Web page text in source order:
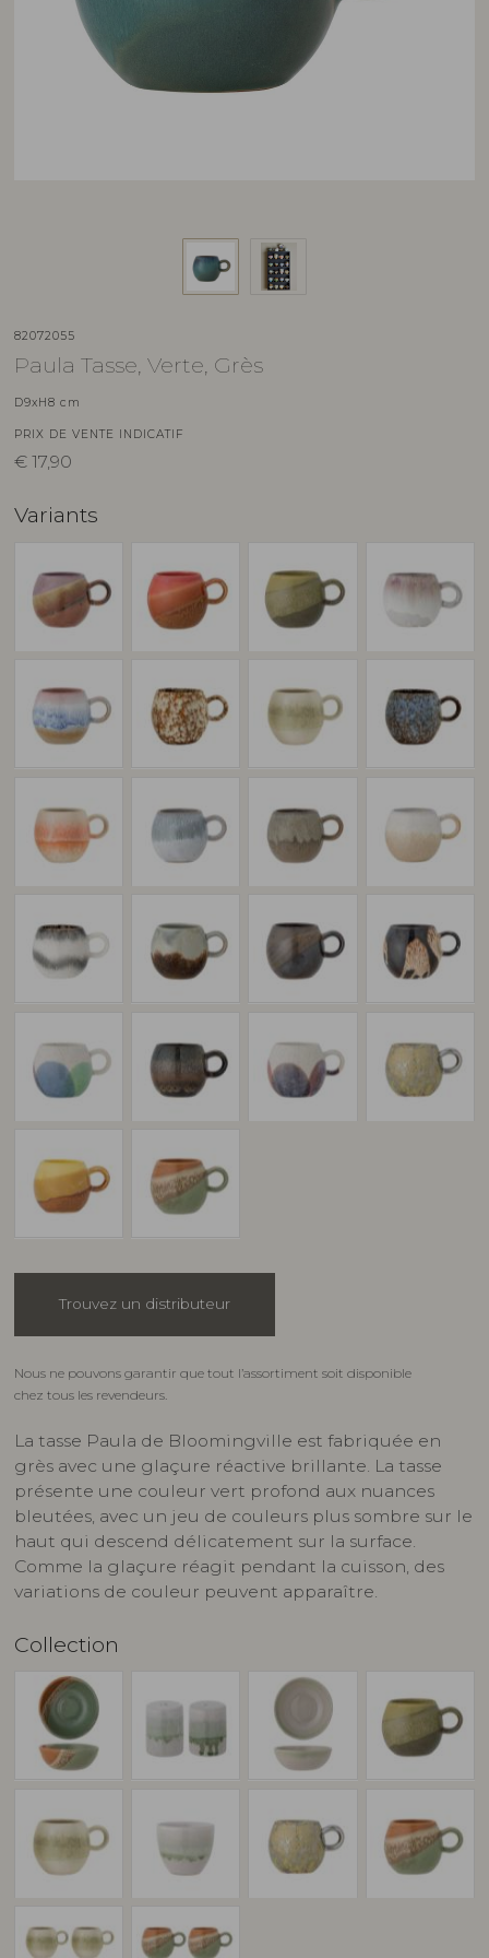
82072055
Paula Tasse, Verte, Grès
D9xH8 cm
PRIX DE VENTE INDICATIF
€ 17,90
Variants
Trouvez un distributeur
Nous ne pouvons garantir que tout l’assortiment soit disponible
chez tous les revendeurs.
La tasse Paula de Bloomingville est fabriquée en
grès avec une glaçure réactive brillante. La tasse
présente une couleur vert profond aux nuances
bleutées, avec un jeu de couleurs plus sombre sur le
haut qui descend délicatement sur la surface.
Comme la glaçure réagit pendant la cuisson, des
variations de couleur peuvent apparaître.
Collection